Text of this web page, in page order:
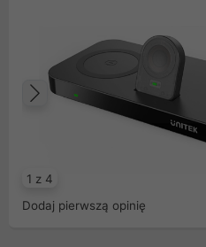
1 z 4
Poprzedni
Dodaj pierwszą opinię